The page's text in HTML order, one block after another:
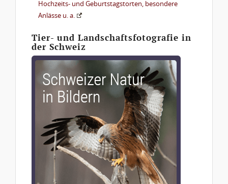
Hochzeits- und Geburtstagstorten, besondere
Anlässe u. a.
Tier- und Landschaftsfotografie in
der Schweiz